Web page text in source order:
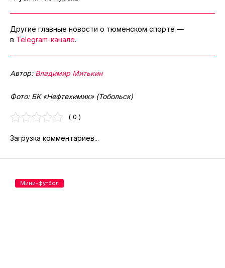
Другие главные новости о тюменском спорте —
в Telegram-канале.
Автор: Владимир Митькин
Фото: БК «Нефтехимик» (Тобольск)
( 0 )
Загрузка комментариев...
Мини-футбол